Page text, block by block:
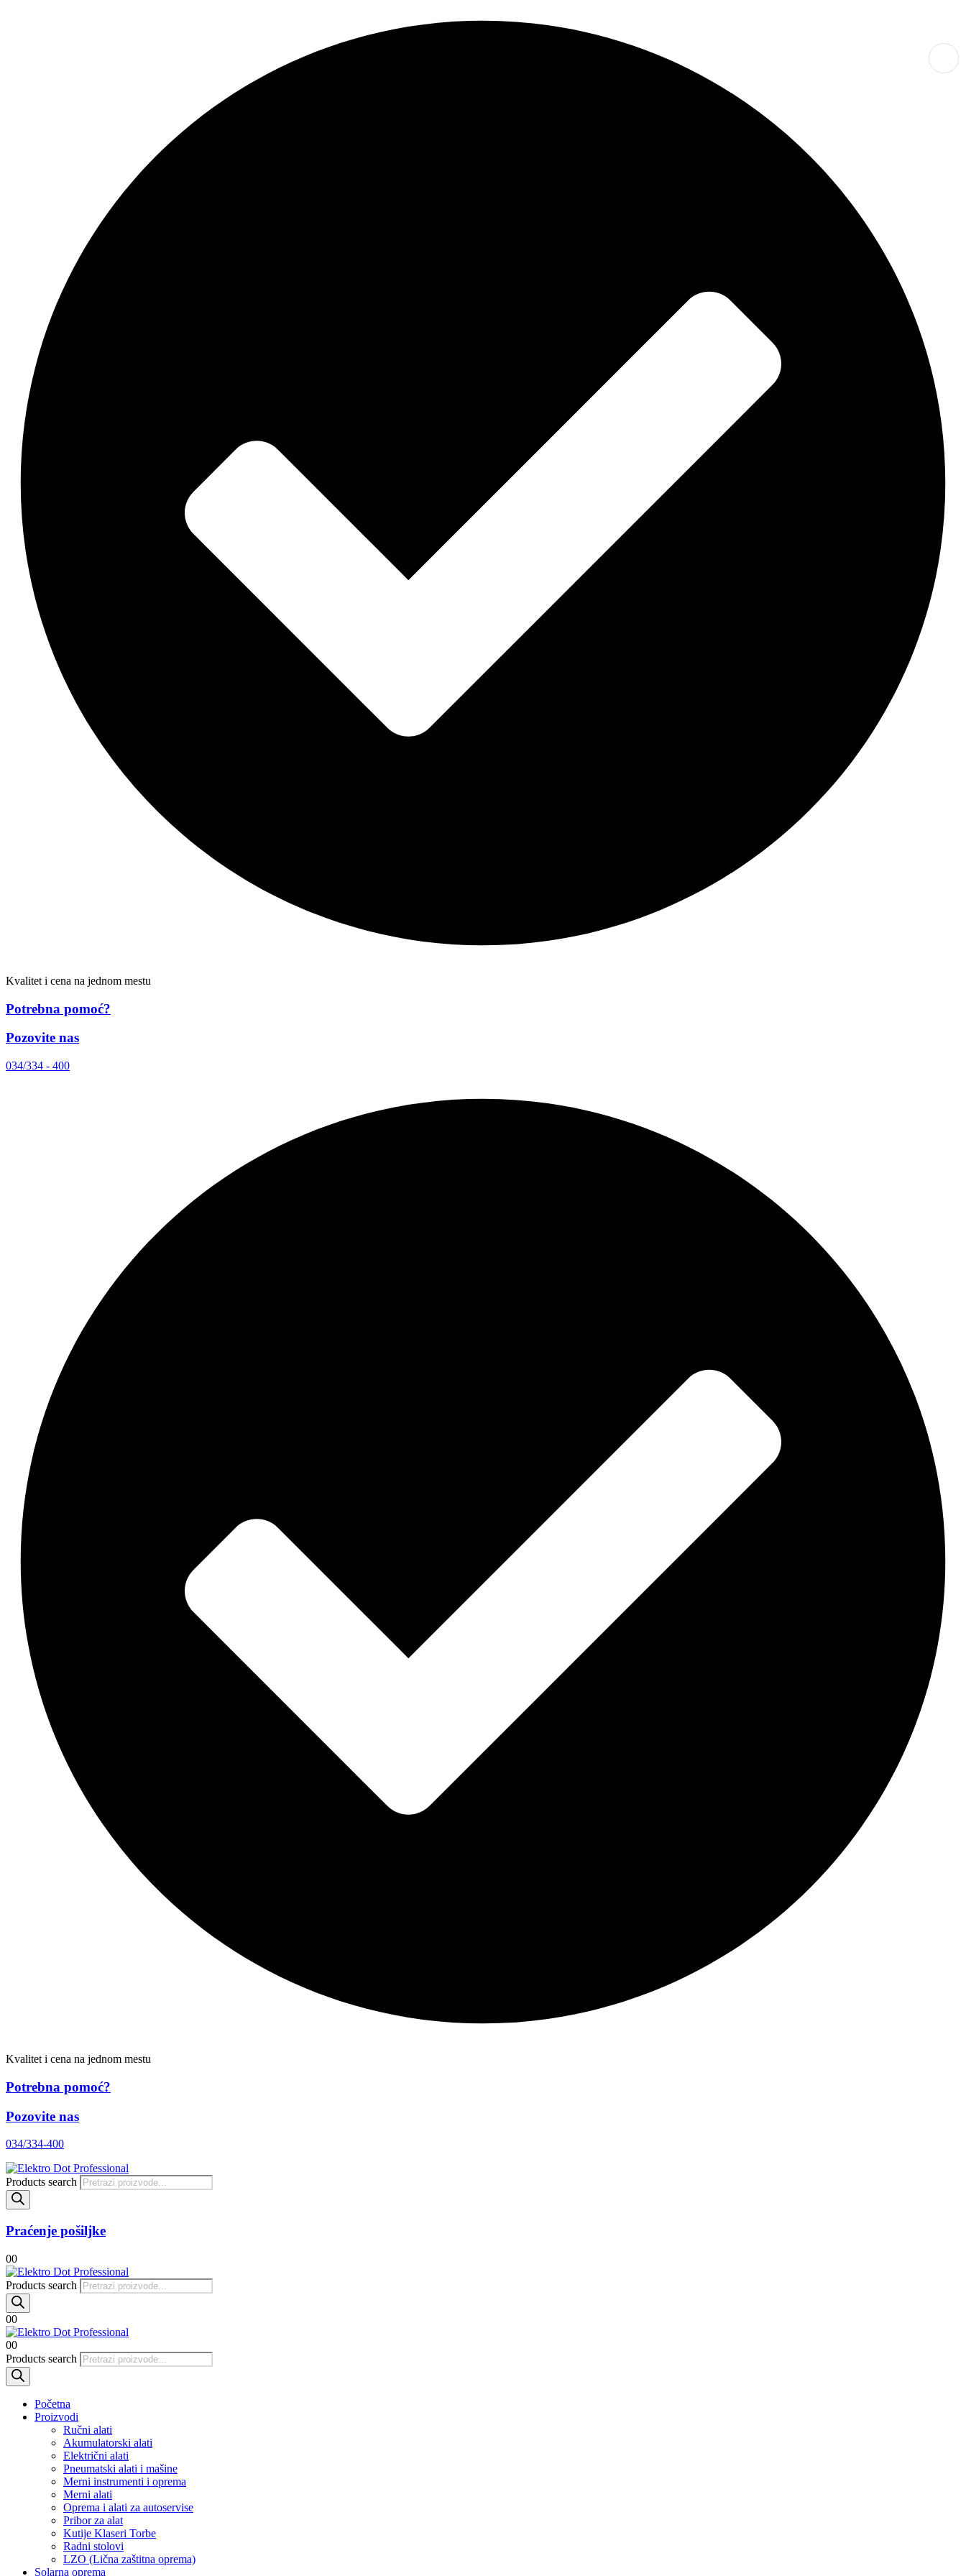
Kvalitet i cena na jednom mestu
Potrebna pomoć?
Pozovite nas
034/334 - 400
Kvalitet i cena na jednom mestu
Potrebna pomoć?
Pozovite nas
034/334-400
Products search
Praćenje pošiljke
00
Products search
00
00
Products search
Početna
Proizvodi
Ručni alati
Akumulatorski alati
Električni alati
Pneumatski alati i mašine
Merni instrumenti i oprema
Merni alati
Oprema i alati za autoservise
Pribor za alat
Kutije Klaseri Torbe
Radni stolovi
LZO (Lična zaštitna oprema)
Solarna oprema